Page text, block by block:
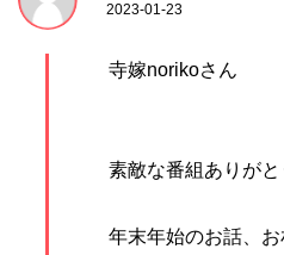
2023-01-23
寺嫁norikoさん
素敵な番組ありがと
年末年始のお話、